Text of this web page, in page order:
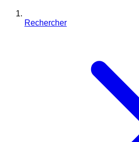
Rechercher